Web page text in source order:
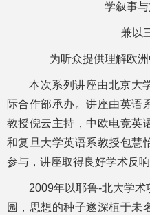
学叙事与
兼以
为听众提供理解欧
本次系列讲座由北京大
际合作部承办。讲座由英语
教授倪云主持，中欧电竞英
和复旦大学英语系教授包慧
参与，讲座取得良好学术反响
2009年以耶鲁-北大学
园，思想的种子遂深植于未